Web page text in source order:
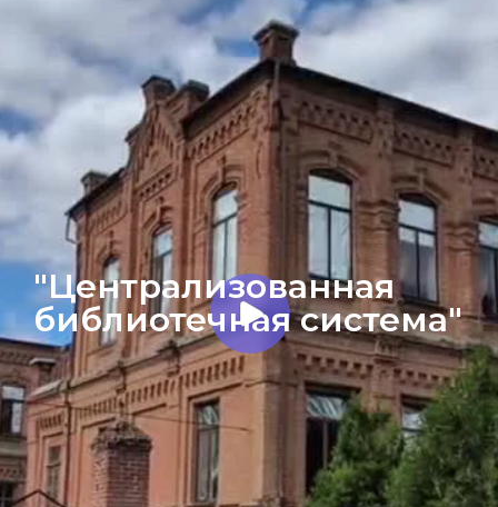
"Централизованная
библиотечная система"